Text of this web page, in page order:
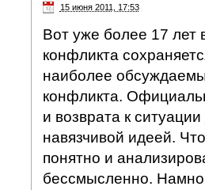
15 июня 2011, 17:53
Вот уже более 17 лет
конфликта
наиболее
конфликта.
и возврата к
навязчивой идеей.
понятно и
бессмысленно.